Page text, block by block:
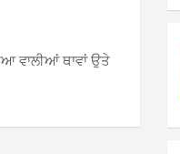
ਵਾਲੀਆਂ ਥਾਵਾਂ ਉਤੇ